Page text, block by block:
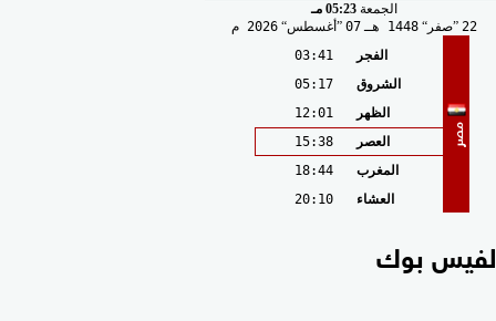
الجمعة 05:23 مـ
22 صفر 1448 هـ 07 أغسطس 2026 م
مصر
الفجر
03:41
الشروق
05:17
الظهر
12:01
العصر
15:38
المغرب
18:44
العشاء
20:10
بوك